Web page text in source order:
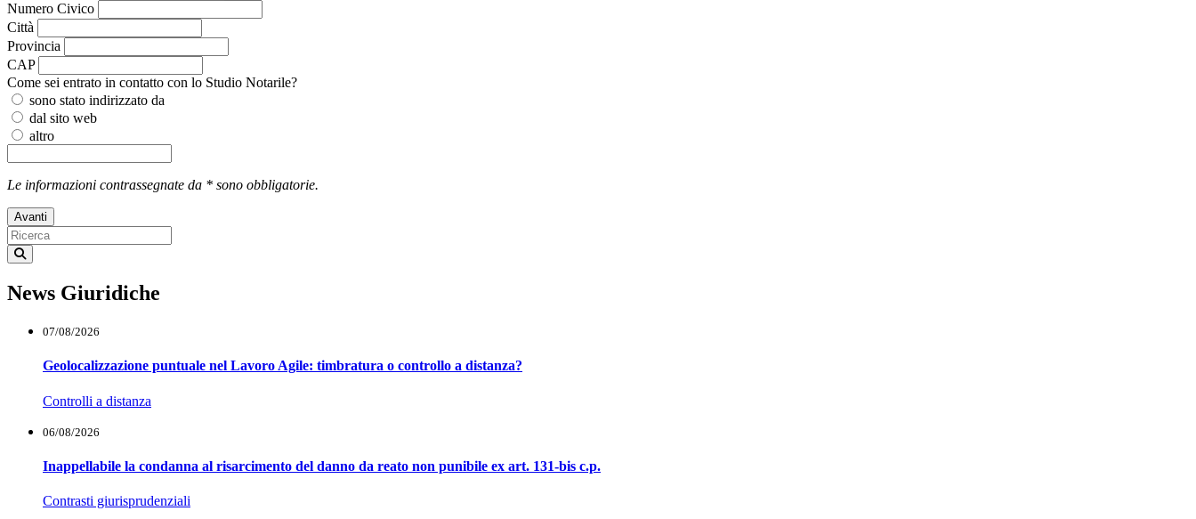
Numero Civico
Città
Provincia
CAP
Come sei entrato in contatto con lo Studio Notarile?
sono stato indirizzato da
dal sito web
altro
Le informazioni contrassegnate da * sono obbligatorie.
Avanti
News Giuridiche
07/08/2026
Geolocalizzazione puntuale nel Lavoro Agile: timbratura o controllo a distanza?
Controlli a distanza
06/08/2026
Inappellabile la condanna al risarcimento del danno da reato non punibile ex art. 131-bis c.p.
Contrasti giurisprudenziali